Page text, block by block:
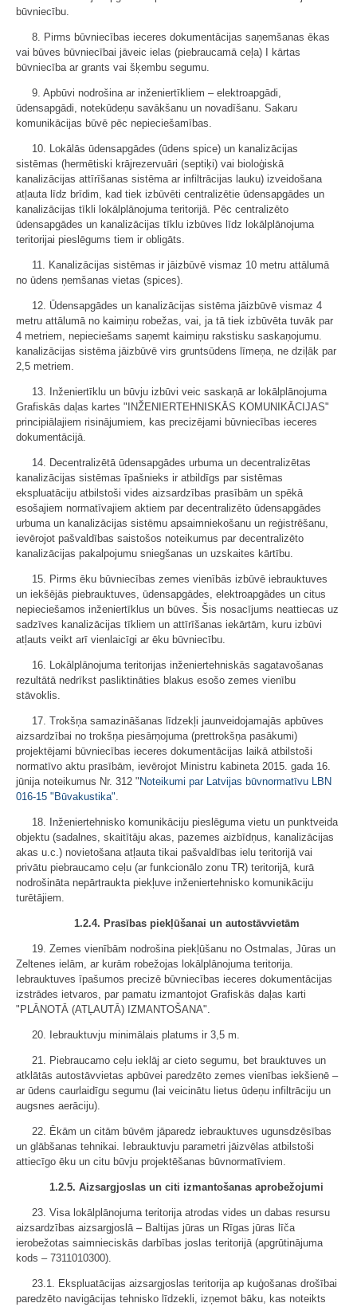
būvniecību.
8. Pirms būvniecības ieceres dokumentācijas saņemšanas ēkas
vai būves būvniecībai jāveic ielas (piebraucamā ceļa) I kārtas
būvniecība ar grants vai šķembu segumu.
9. Apbūvi nodrošina ar inženiertīkliem – elektroapgādi,
ūdensapgādi, notekūdeņu savākšanu un novadīšanu. Sakaru
komunikācijas būvē pēc nepieciešamības.
10. Lokālās ūdensapgādes (ūdens spice) un kanalizācijas
sistēmas (hermētiski krājrezervuāri (septiķi) vai bioloģiskā
kanalizācijas attīrīšanas sistēma ar infiltrācijas lauku) izveidošana
atļauta līdz brīdim, kad tiek izbūvēti centralizētie ūdensapgādes un
kanalizācijas tīkli lokālplānojuma teritorijā. Pēc centralizēto
ūdensapgādes un kanalizācijas tīklu izbūves līdz lokālplānojuma
teritorijai pieslēgums tiem ir obligāts.
11. Kanalizācijas sistēmas ir jāizbūvē vismaz 10 metru attālumā
no ūdens ņemšanas vietas (spices).
12. Ūdensapgādes un kanalizācijas sistēma jāizbūvē vismaz 4
metru attālumā no kaimiņu robežas, vai, ja tā tiek izbūvēta tuvāk par
4 metriem, nepieciešams saņemt kaimiņu rakstisku saskaņojumu.
kanalizācijas sistēma jāizbūvē virs gruntsūdens līmeņa, ne dziļāk par
2,5 metriem.
13. Inženiertīklu un būvju izbūvi veic saskaņā ar lokālplānojuma
Grafiskās daļas kartes "INŽENIERTEHNISKĀS KOMUNIKĀCIJAS"
principiālajiem risinājumiem, kas precizējami būvniecības ieceres
dokumentācijā.
14. Decentralizētā ūdensapgādes urbuma un decentralizētas
kanalizācijas sistēmas īpašnieks ir atbildīgs par sistēmas
ekspluatāciju atbilstoši vides aizsardzības prasībām un spēkā
esošajiem normatīvajiem aktiem par decentralizēto ūdensapgādes
urbuma un kanalizācijas sistēmu apsaimniekošanu un reģistrēšanu,
ievērojot pašvaldības saistošos noteikumus par decentralizēto
kanalizācijas pakalpojumu sniegšanas un uzskaites kārtību.
15. Pirms ēku būvniecības zemes vienībās izbūvē iebrauktuves
un iekšējās piebrauktuves, ūdensapgādes, elektroapgādes un citus
nepieciešamos inženiertīklus un būves. Šis nosacījums neattiecas uz
sadzīves kanalizācijas tīkliem un attīrīšanas iekārtām, kuru izbūvi
atļauts veikt arī vienlaicīgi ar ēku būvniecību.
16. Lokālplānojuma teritorijas inženiertehniskās sagatavošanas
rezultātā nedrīkst pasliktināties blakus esošo zemes vienību
stāvoklis.
17. Trokšņa samazināšanas līdzekļi jaunveidojamajās apbūves
aizsardzībai no trokšņa piesārņojuma (prettrokšņa pasākumi)
projektējami būvniecības ieceres dokumentācijas laikā atbilstoši
normatīvo aktu prasībām, ievērojot Ministru kabineta 2015. gada 16.
jūnija noteikumus Nr. 312 " Noteikumi par Latvijas būvnormatīvu LBN
016-15 "Būvakustika".
18. Inženiertehnisko komunikāciju pieslēguma vietu un punktveida
objektu (sadalnes, skaitītāju akas, pazemes aizbīdņus, kanalizācijas
akas u.c.) novietošana atļauta tikai pašvaldības ielu teritorijā vai
privātu piebraucamo ceļu (ar funkcionālo zonu TR) teritorijā, kurā
nodrošināta nepārtraukta piekļuve inženiertehnisko komunikāciju
turētājiem.
1.2.4. Prasības piekļūšanai un autostāvvietām
19. Zemes vienībām nodrošina piekļūšanu no Ostmalas, Jūras un
Zeltenes ielām, ar kurām robežojas lokālplānojuma teritorija.
Iebrauktuves īpašumos precizē būvniecības ieceres dokumentācijas
izstrādes ietvaros, par pamatu izmantojot Grafiskās daļas karti
"PLĀNOTĀ (ATĻAUTĀ) IZMANTOŠANA".
20. Iebrauktuvju minimālais platums ir 3,5 m.
21. Piebraucamo ceļu ieklāj ar cieto segumu, bet brauktuves un
atklātās autostāvvietas apbūvei paredzēto zemes vienības iekšienē –
ar ūdens caurlaidīgu segumu (lai veicinātu lietus ūdeņu infiltrāciju un
augsnes aerāciju).
22. Ēkām un citām būvēm jāparedz iebrauktuves ugunsdzēsības
un glābšanas tehnikai. Iebrauktuvju parametri jāizvēlas atbilstoši
attiecīgo ēku un citu būvju projektēšanas būvnormatīviem.
1.2.5. Aizsargjoslas un citi izmantošanas aprobežojumi
23. Visa lokālplānojuma teritorija atrodas vides un dabas resursu
aizsardzības aizsargjoslā – Baltijas jūras un Rīgas jūras līča
ierobežotas saimnieciskās darbības joslas teritorijā (apgrūtinājuma
kods – 7311010300).
23.1. Ekspluatācijas aizsargjoslas teritorija ap kuģošanas drošībai
paredzēto navigācijas tehnisko līdzekli, izņemot bāku, kas noteikts